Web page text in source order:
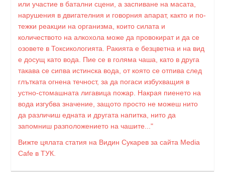
или участие в батални сцени, а заспиване на масата,
нарушения в двигателния и говорния апарат, както и по-
тежки реакции на организма, които силата и
количеството на алкохола може да провокират и да се
озовете в Токсикологията. Ракията е безцветна и на вид
е досущ като вода. Пие се в голяма чаша, като в друга
такава се сипва истинска вода, от която се отпива след
глътката огнена течност, за да погаси избухващия в
устно-стомашната лигавица пожар. Накрая пиенето на
вода изгубва значение, защото просто не можеш нито
да различиш едната и другата напитка, нито да
запомниш разположението на чашите..."
Вижте цялата статия на Видин Сукарев за сайта Media
Cafe в ТУК.